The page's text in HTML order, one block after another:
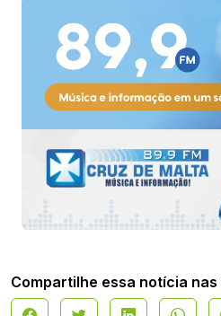
Compartilhe essa notícia